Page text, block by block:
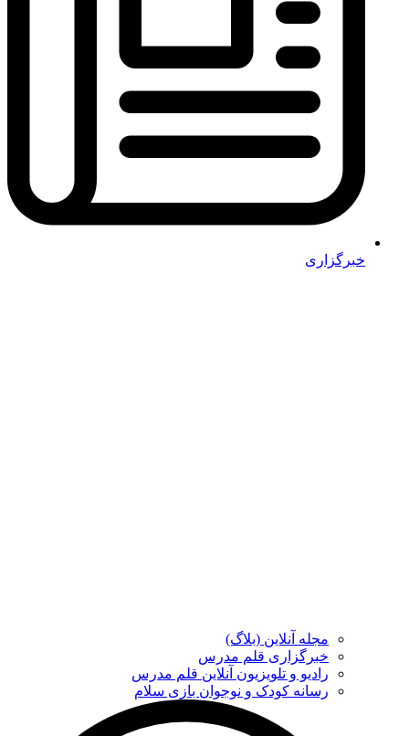
خبرگزاری
مجله آنلاین (بلاگ)
خبرگزاری قلم مدرس
رادیو و تلویزیون آنلاین قلم مدرس
رسانه کودک و نوجوان بازی سلام